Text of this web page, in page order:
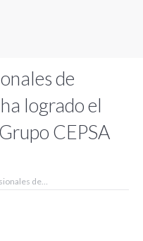
de
logrado el
CEPSA
de…